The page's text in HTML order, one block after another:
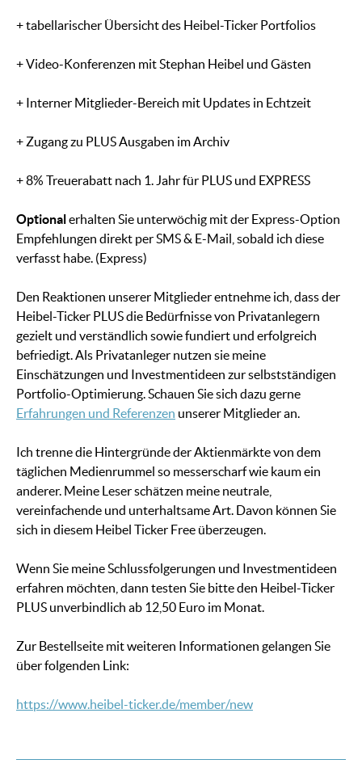
+ tabellarischer Übersicht des Heibel-Ticker Portfolios
+ Video-Konferenzen mit Stephan Heibel und Gästen
+ Interner Mitglieder-Bereich mit Updates in Echtzeit
+ Zugang zu PLUS Ausgaben im Archiv
+ 8% Treuerabatt nach 1. Jahr für PLUS und EXPRESS
Optionalerhalten Sie unterwöchig mit der Express-Option
Empfehlungen direkt per SMS & E-Mail, sobald ich diese
verfasst habe. (Express)
Den Reaktionen unserer Mitglieder entnehme ich, dass der
Heibel-Ticker PLUS die Bedürfnisse von Privatanlegern
gezielt und verständlich sowie fundiert und erfolgreich
befriedigt. Als Privatanleger nutzen sie meine
Einschätzungen und Investmentideen zur selbstständigen
Portfolio-Optimierung. Schauen Sie sich dazu gerne
Erfahrungen und Referenzen unserer Mitglieder an.
Ich trenne die Hintergründe der Aktienmärkte von dem
täglichen Medienrummel so messerscharf wie kaum ein
anderer. Meine Leser schätzen meine neutrale,
vereinfachende und unterhaltsame Art. Davon können Sie
sich in diesem Heibel Ticker Free überzeugen.
Wenn Sie meine Schlussfolgerungen und Investmentideen
erfahren möchten, dann testen Sie bitte den Heibel-Ticker
PLUS unverbindlich ab 12,50 Euro im Monat.
Zur Bestellseite mit weiteren Informationen gelangen Sie
über folgenden Link:
https://www.heibel-ticker.de/member/new